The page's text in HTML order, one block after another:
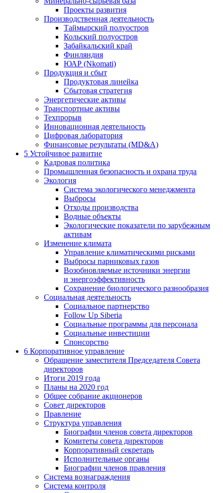
Проекты развития
Производственная деятельность
Таймырский полуостров
Кольский полуостров
Забайкальский край
Финляндия
ЮАР (Nkomati)
Продукция и сбыт
Продуктовая линейка
Сбытовая стратегия
Энергетические активы
Транспортные активы
Техпрорыв
Инновационная деятельность
Цифровая лаборатория
Финансовые результаты (MD&A)
5 Устойчивое развитие
Кадровая политика
Промышленная безопасность и охрана труда
Экология
Система экологического менеджмента
Выбросы
Отходы производства
Водные объекты
Экологические показатели по зарубежным
активам
Изменение климата
Управление климатическими рисками
Выбросы парниковых газов
Возобновляемые источники энергии
и энергоэффективность
Сохранение биологического разнообразия
Социальная деятельность
Социальное партнерство
Follow Up Siberia
Социальные программы для персонала
Социальные инвестиции
Спонсорство
6 Корпоративное управление
Обращение заместителя Председателя Совета
директоров
Итоги 2019 года
Планы на 2020 год
Общее собрание акционеров
Совет директоров
Правление
Структура управления
Биографии членов совета директоров
Комитеты совета директоров
Корпоративный секретарь
Исполнительные органы
Биографии членов правления
Система вознаграждения
Система контроля